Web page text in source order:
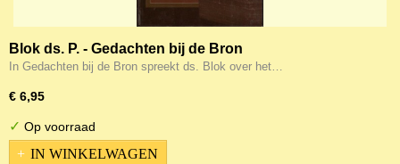
Blok ds. P. - Gedachten bij de Bron
In Gedachten bij de Bron spreekt ds. Blok over het…
€ 6,95
✓ Op voorraad
IN WINKELWAGEN